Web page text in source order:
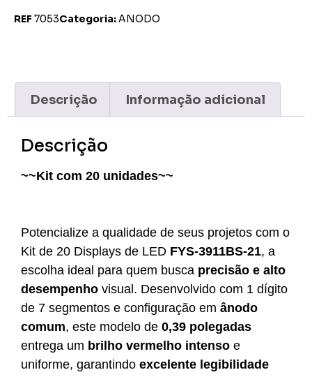
REF 7053Categoria:ANODO
Descrição Informação adicional
Descrição
~~Kit com 20 unidades~~
Potencialize a qualidade de seus projetos com o
Kit de 20 Displays de LED FYS-3911BS-21, a
escolha ideal para quem busca precisão e alto
desempenho visual. Desenvolvido com 1 dígito
de 7 segmentos e configuração em ânodo
comum, este modelo de 0,39 polegadas
entrega um brilho vermelho intenso e
uniforme, garantindo excelente legibilidade